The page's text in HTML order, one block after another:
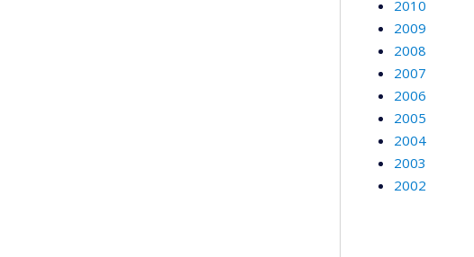
2010
2009
2008
2007
2006
2005
2004
2003
2002